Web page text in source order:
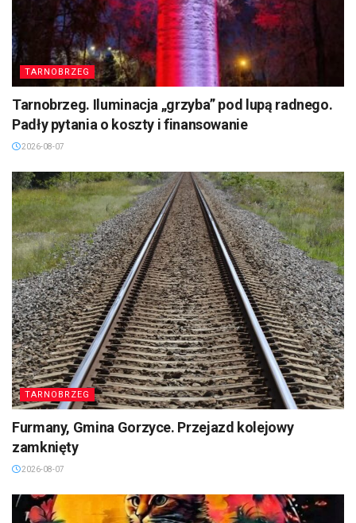
TARNOBRZEG
Tarnobrzeg. Iluminacja „grzyba” pod lupą radnego.
Padły pytania o koszty i finansowanie
2026-08-07
TARNOBRZEG
Furmany, Gmina Gorzyce. Przejazd kolejowy
zamknięty
2026-08-07